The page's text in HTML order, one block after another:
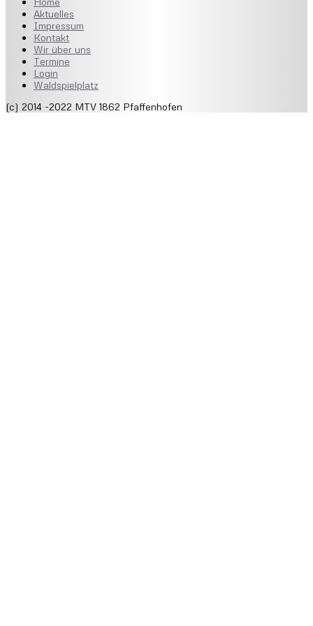
Aktuelles
Impressum
Kontakt
Wir über uns
Termine
Login
Waldspielplatz
(c) 2014 -2022 MTV 1862 Pfaffenhofen